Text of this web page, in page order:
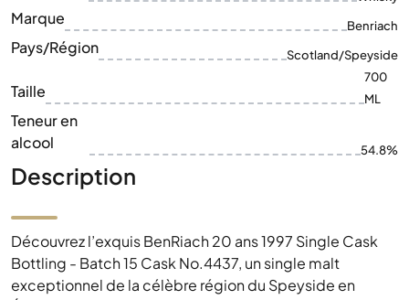
Marque Benriach
Pays/Région Scotland/Speyside
Taille
700
ML
Teneur en
alcool
54.8%
Description
Découvrez l’exquis BenRiach 20 ans 1997 Single Cask
Bottling - Batch 15 Cask No.4437, un single malt
exceptionnel de la célèbre région du Speyside en